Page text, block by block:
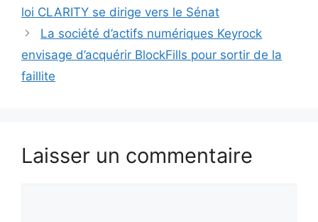
loi CLARITY se dirige vers le Sénat
La société d’actifs numériques Keyrock
envisage d’acquérir BlockFills pour sortir de la
faillite
Laisser un commentaire